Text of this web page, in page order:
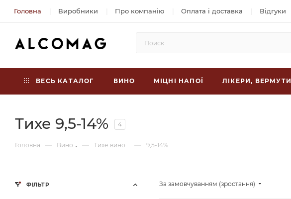
Головна Виробники Про компанію Оплата і доставка Відгуки
ВЕСЬ КАТАЛОГ ВИНО МІЦНІ НАПОЇ ЛІКЕРИ, ВЕРМУТИ
Тихе 9,5-14% 4
Головна — Вино — Тихе вино — 9,5-14%
За замовчуванням (зростання)
ФІЛЬТР